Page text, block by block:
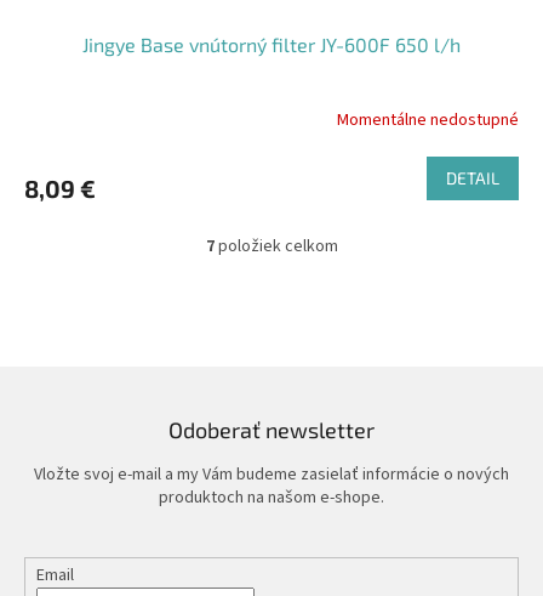
Jingye Base vnútorný filter JY-600F 650 l/h
Momentálne nedostupné
8,09 € DETAIL
O
e
r
v
y
7položiek celkom
Odoberať newsletter
Vložte svoj e-mail a my Vám budeme zasielať informácie o nových
produktoch na našom e-shope.
Email